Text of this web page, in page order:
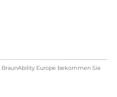
Europe bekommen Sie